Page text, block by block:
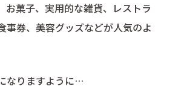
お菓子、実用的な雑貨、レストラ
事券、美容グッズなどが人気のよ
なりますように…